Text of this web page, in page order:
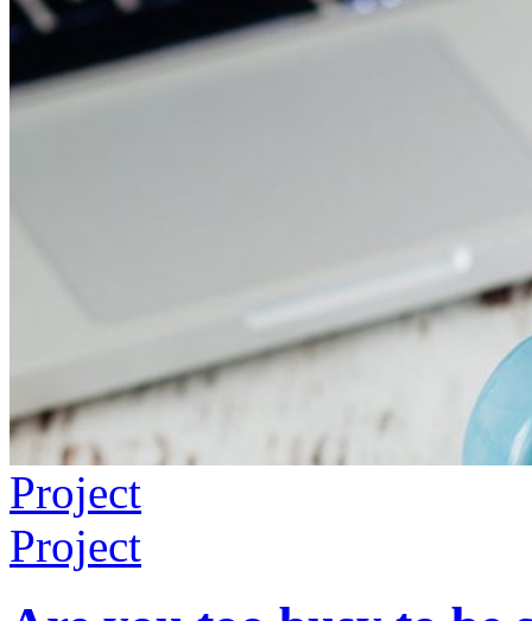
Project
Project